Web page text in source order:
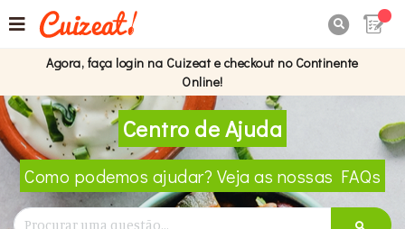

Agora, faça login na Cuizeat e checkout no Continente
Online!
Centro de Ajuda
Como podemos ajudar? Veja as nossas FAQs